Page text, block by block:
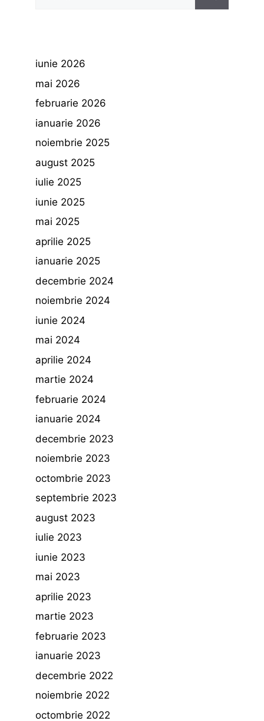
iunie 2026
mai 2026
februarie 2026
ianuarie 2026
noiembrie 2025
august 2025
iulie 2025
iunie 2025
mai 2025
aprilie 2025
ianuarie 2025
decembrie 2024
noiembrie 2024
iunie 2024
mai 2024
aprilie 2024
martie 2024
februarie 2024
ianuarie 2024
decembrie 2023
noiembrie 2023
octombrie 2023
septembrie 2023
august 2023
iulie 2023
iunie 2023
mai 2023
aprilie 2023
martie 2023
februarie 2023
ianuarie 2023
decembrie 2022
noiembrie 2022
octombrie 2022